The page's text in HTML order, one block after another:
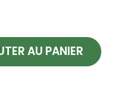
AU PANIER